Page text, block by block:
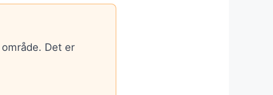
Det er